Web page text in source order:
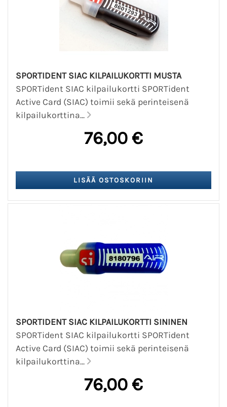
SPORTIDENT SIAC KILPAILUKORTTI MUSTA
SPORTident SIAC kilpailukortti SPORTident
Active Card (SIAC) toimii sekä perinteisenä
kilpailukorttina...
76,00 €
SPORTIDENT SIAC KILPAILUKORTTI SININEN
SPORTident SIAC kilpailukortti SPORTident
Active Card (SIAC) toimii sekä perinteisenä
kilpailukorttina...
76,00 €